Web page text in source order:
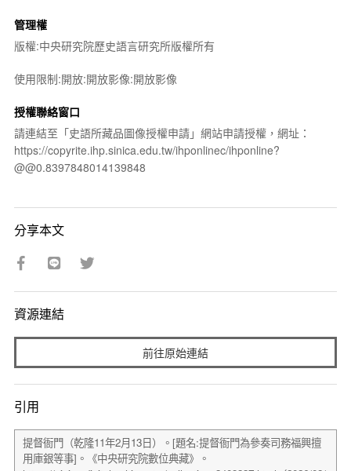
管理權
版權:中央研究院歷史語言研究所版權所有
使用限制:開放:開放影像:開放影像
授權聯絡窗口
請連結至「史語所藏品圖像授權申請」網站申請授權，網址：
https://copyrite.ihp.sinica.edu.tw/ihponlinec/ihponline?
@@0.8397848014139848
分享本文
資源連結
前往原始連結
引用